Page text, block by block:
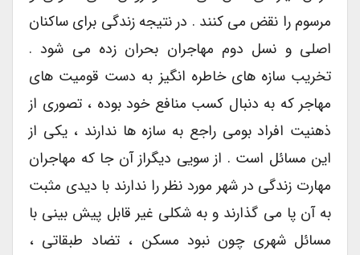
مرسوم را نقض می کنند . در نتیجه زندگی برای ساکنان
اصلی و نسل دوم مهاجران بحران زده می شود .
تخریب سازه های خاطره انگیز به دست قومیت های
مهاجر که به دنبال کسب منافع خود بوده ، تصوری از
ذهنیت افراد بومی راجع به سازه ها ندارند ، یکی از
این مسائل است . از سویی دیگراز آن جا که مهاجران
مهارت زندگی در شهر مورد نظر را ندارند با دیدی مثبت
به آن پا می گذارند و به شکلی غیر قابل پیش بینی با
مسائل شهری چون نبود مسکن ، تضاد طبقاتی ،